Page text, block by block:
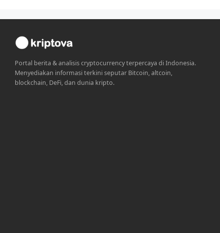
Portal berita & analisis cryptocurrency terpercaya di Indonesia.
Menyediakan informasi terkini seputar Bitcoin, altcoin,
blockchain, DeFi, dan dunia kripto.